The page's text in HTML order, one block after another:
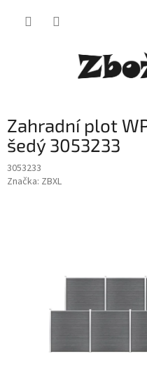
Zahradní plot
šedý 3053233
3053233
Značka: ZBXL